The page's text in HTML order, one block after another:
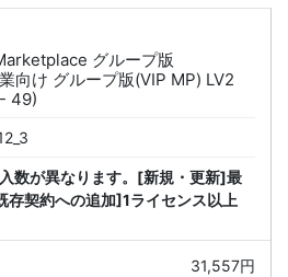
グループ版
向け グループ版(VIP MP) LV2
49)
数が異なります。[新規・更新]最
契約への追加]1ライセンス以上
31,557円